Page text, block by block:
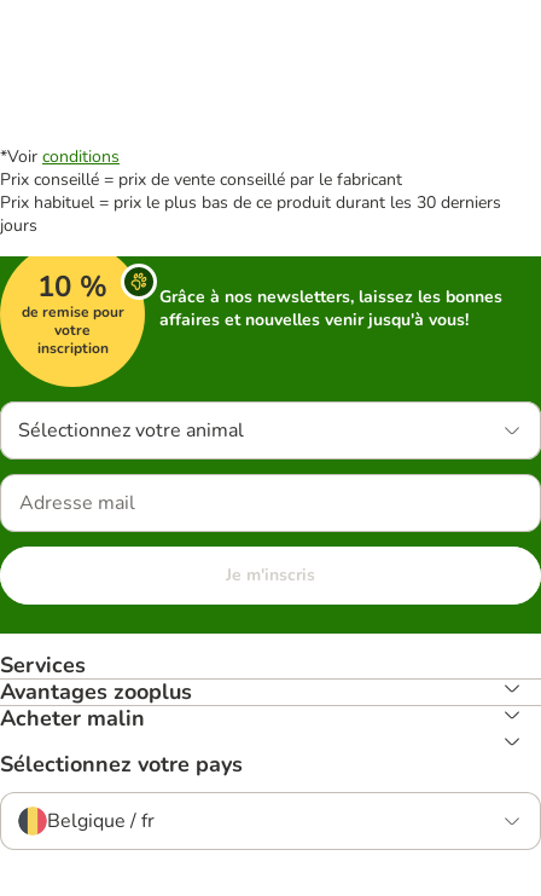
*Voir conditions
Prix conseillé = prix de vente conseillé par le fabricant
Prix habituel = prix le plus bas de ce produit durant les 30 derniers
jours
10 %
de remise pour
votre
inscription
Grâce à nos newsletters, laissez les bonnes
affaires et nouvelles venir jusqu'à vous!
Sélectionnez votre animal
Je m'inscris
Services
Avantages zooplus
Acheter malin
Sélectionnez votre pays
Belgique / fr